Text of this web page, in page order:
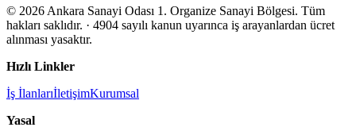
© 2026 Ankara Sanayi Odası 1. Organize Sanayi Bölgesi. Tüm
hakları saklıdır. · 4904 sayılı kanun uyarınca iş arayanlardan ücret
alınması yasaktır.
Hızlı Linkler
İş İlanlarıİletişimKurumsal
Yasal